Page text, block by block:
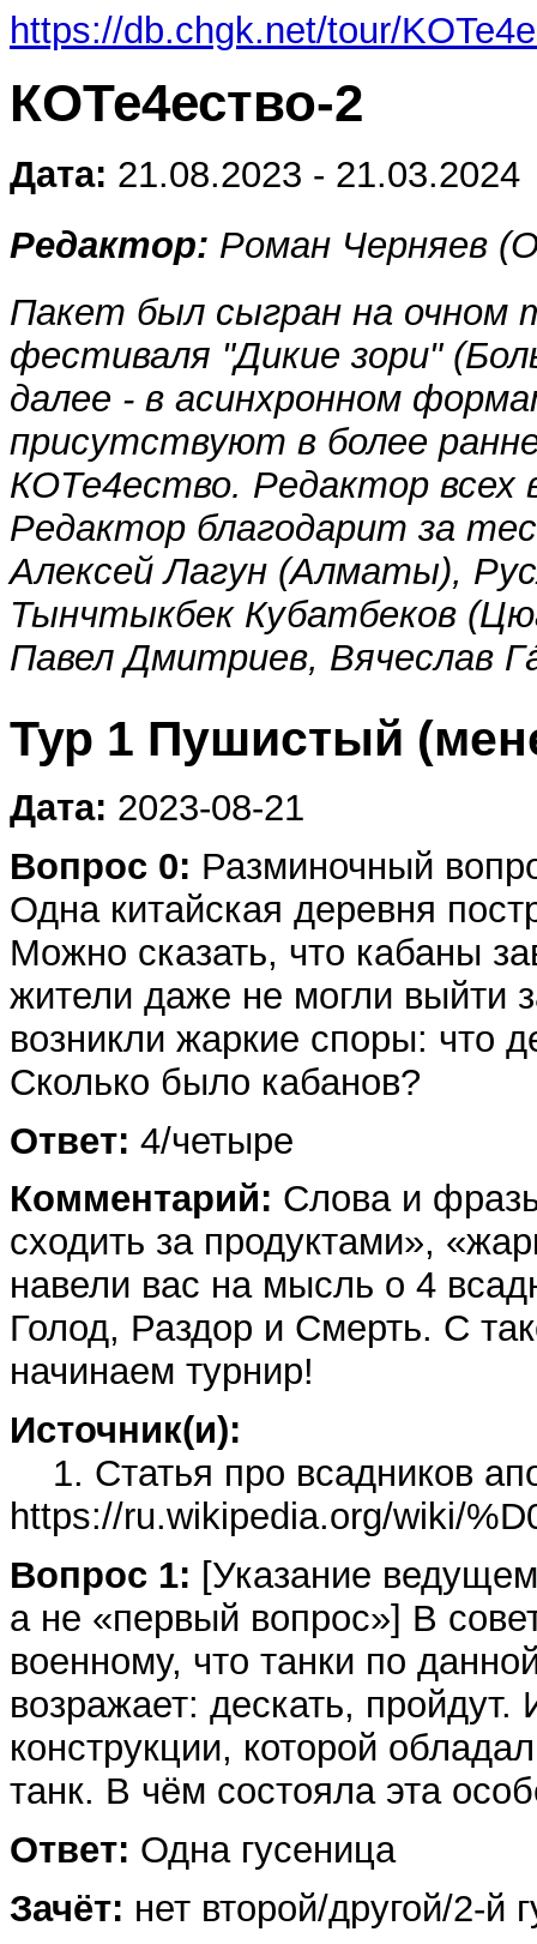
https://db.chgk.net/tour/
КОТе4ество-2
Дата: 21.08.2023 - 21.03.2024
Редактор: Роман Черняев
Пакет был сыгран на очном
фестиваля "Дикие зори"
далее - в асинхронном
присутствуют в более
КОТе4ество. Редактор всех
Редактор благодарит за
Алексей Лагун (Алматы),
Тынчтыкбек Кубатбеков
Павел Дмитриев, Вячеслав
Тур 1 Пушистый
Дата: 2023-08-21
Вопрос 0: Разминочный
Одна китайская деревня
Можно сказать, что кабаны
жители даже не могли выйти
возникли жаркие споры: что
Сколько было кабанов?
Ответ: 4/четыре
Комментарий: Слова и
сходить за продуктами»,
навели вас на мысль о 4
Голод, Раздор и Смерть. С
начинаем турнир!
Источник(и):
1. Статья про всадников
https://ru.wikipedia.org/wiki/
Вопрос 1: [Указание
а не «первый вопрос»] В
военному, что танки по
возражает: дескать,
конструкции, которой
танк. В чём состояла эта
Ответ: Одна гусеница
Зачёт: нет второй/другой/2-й